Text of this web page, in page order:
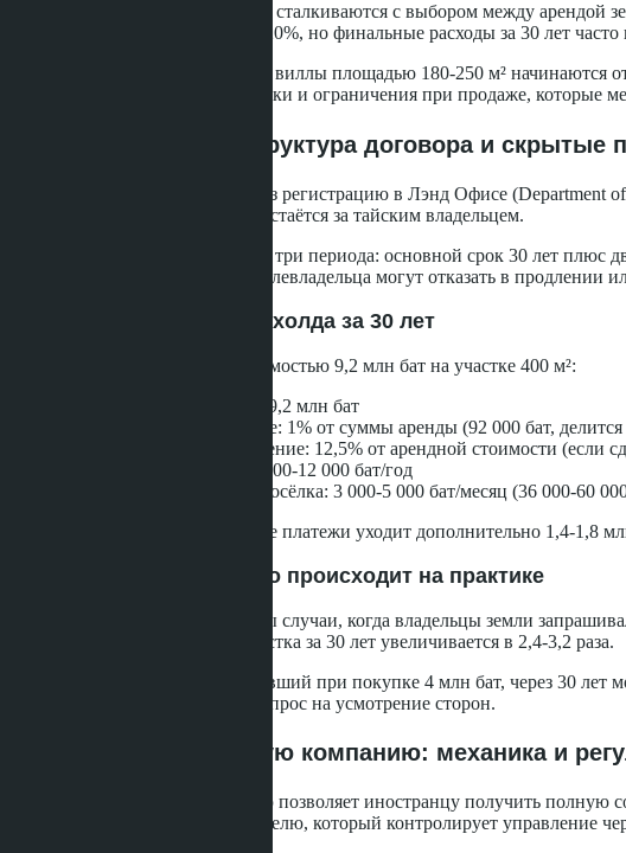
Покупатели вилл на Джомтьене сталкиваются с выбором между арендой
стоимости может достигать 15-20%, но финальные расходы за 30 лет
В районе На Джомтьен цены на виллы площадью 180-250 м² начинаются
обязательства, юридические риски и ограничения при продаже, которые
Лизхолд на 30 лет: структура договора и скрытые
Аренда земли оформляется через регистрацию в Лэнд Офисе (Department
покупателю полностью, земля остаётся за тайским владельцем.
Стандартный договор включает три периода: основной срок 30 лет
автоматически. Наследники землевладельца могут отказать в продлении
Реальная стоимость лизхолда за 30 лет
Пример расчёта для виллы стоимостью 9,2 млн бат на участке 400 м²:
Первоначальный платёж: 9,2 млн бат
Регистрация в Лэнд Офисе: 1% от суммы аренды (92 000 бат,
Ежегодный налог на строение: 12,5% от арендной стоимости (если
Страхование строения: 8 000-12 000 бат/год
Обслуживание и охрана посёлка: 3 000-5 000 бат/месяц (36 000-60
За 30 лет только на обязательные платежи уходит дополнительно 1,4-
Продление договора: что происходит на практике
В На Джомтьене зафиксированы случаи, когда владельцы земли
на 3-4% годовых стоимость участка за 30 лет увеличивается в 2,4-3,2 раза.
Участок площадью 400 м², стоивший при покупке 4 млн бат, через 30
условия продления, оставляя вопрос на усмотрение сторон.
Фрихолд через тайскую компанию: механика и
Покупка виллы через компанию позволяет иностранцу получить
на 49% - иностранному покупателю, который контролирует управление